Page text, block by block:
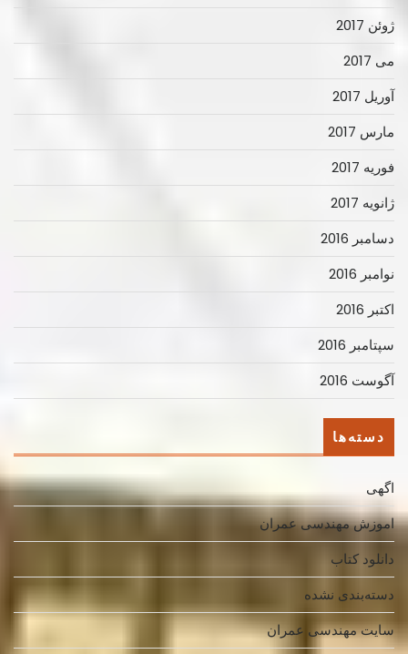
ژوئن 2017
می 2017
آوریل 2017
مارس 2017
فوریه 2017
ژانویه 2017
دسامبر 2016
نوامبر 2016
اکتبر 2016
سپتامبر 2016
آگوست 2016
دسته‌ها
اگهی
اموزش مهندسی عمران
دانلود کتاب
دسته‌بندی نشده
سایت مهندسی عمران